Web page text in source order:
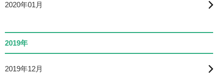
2020年01月
2019年
2019年12月